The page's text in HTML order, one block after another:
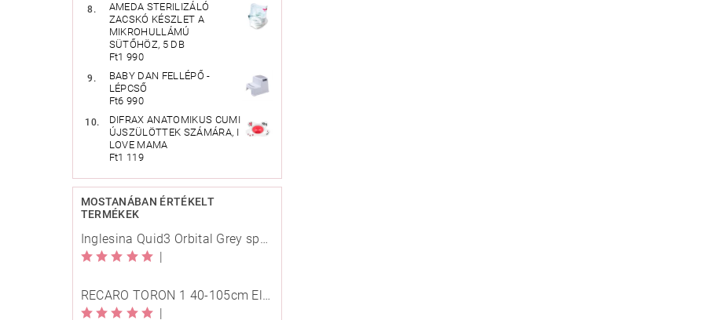
AMEDA STERILIZÁLÓ
ZACSKÓ KÉSZLET A
MIKROHULLÁMÚ
SÜTŐHÖZ, 5 DB
Ft1 990
BABY DAN FELLÉPŐ -
LÉPCSŐ
Ft6 990
DIFRAX ANATOMIKUS CUMI
ÚJSZÜLÖTTEK SZÁMÁRA, I
LOVE MAMA
Ft1 119
MOSTANÁBAN ÉRTÉKELT
TERMÉKEK
Inglesina Quid3 Orbital Grey sport babakocsi
RECARO TORON 1 40-105cm Elegant Beige